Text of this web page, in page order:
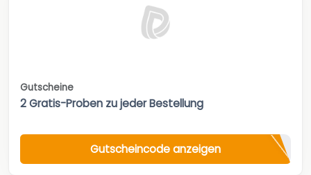
Gutscheine
2 Gratis-Proben zu jeder Bestellung
Gutscheincode anzeigen